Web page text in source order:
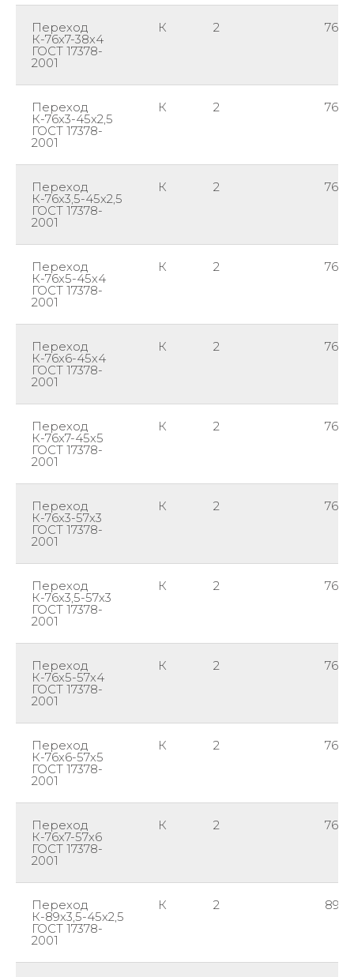
Переход
К-76х7-38х4
ГОСТ 17378-
2001
К 2 76
Переход
К-76х3-45х2,5
ГОСТ 17378-
2001
К 2 76
Переход
К-76х3,5-45х2,5
ГОСТ 17378-
2001
К 2 76
Переход
К-76х5-45х4
ГОСТ 17378-
2001
К 2 76
Переход
К-76х6-45х4
ГОСТ 17378-
2001
К 2 76
Переход
К-76х7-45х5
ГОСТ 17378-
2001
К 2 76
Переход
К-76х3-57х3
ГОСТ 17378-
2001
К 2 76
Переход
К-76х3,5-57х3
ГОСТ 17378-
2001
К 2 76
Переход
К-76х5-57х4
ГОСТ 17378-
2001
К 2 76
Переход
К-76х6-57х5
ГОСТ 17378-
2001
К 2 76
Переход
К-76х7-57х6
ГОСТ 17378-
2001
К 2 76
Переход
К-89х3,5-45х2,5
ГОСТ 17378-
2001
К 2 89